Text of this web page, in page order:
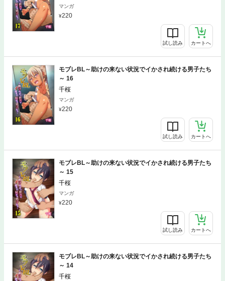
マンガ
220
試し読み カートへ
モブレBL～助けの来ない状況でイかされ続ける男子たち
～ 16
千桜
マンガ
220
試し読み カートへ
モブレBL～助けの来ない状況でイかされ続ける男子たち
～ 15
千桜
マンガ
220
試し読み カートへ
モブレBL～助けの来ない状況でイかされ続ける男子たち
～ 14
千桜